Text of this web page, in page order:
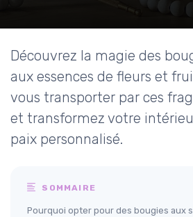
Découvrez la magie des
aux essences de fleurs et
vous transporter par ces
et transformez votre
paix personnalisé.
SOMMAIRE
Pourquoi opter pour des bougies aux